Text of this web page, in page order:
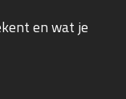
en wat je